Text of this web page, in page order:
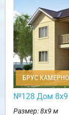
БРУС
№128 Дом 8х9
Размер: 8х9 м